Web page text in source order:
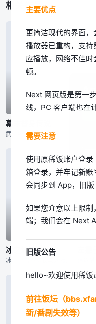
相关作品
已完结
幕末替身传说
冰之城墙
主要优点
更简洁现代的界面，
播放器已重构，支
应播放，网络不佳
顿。
Next 网页版是第一
线，PC 客户端也在
需要注意
使用原稀饭账户登
箱登录，并牢记新
会同步到 App，旧版
如果您介意以上限制
端；我们会在 Next
旧版公告
hello~欢迎使用稀饭
前往饭坛（
新/番剧失效等）